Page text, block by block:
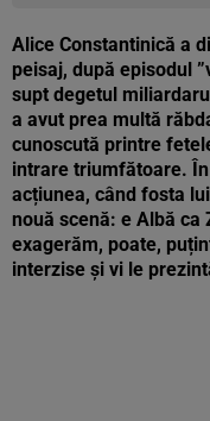
Alice Constantinică a
peisaj, după episodul
supt degetul
a avut prea multă
cunoscută printre
intrare triumfătoare.
acțiunea, când fosta
nouă scenă: e Albă
exagerăm, poate,
interzise și vi le